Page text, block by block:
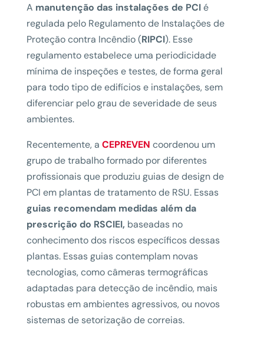
A manutenção das instalações de PCIé
regulada pelo Regulamento de Instalações de
Proteção contra Incêndio (RIPCI). Esse
regulamento estabelece uma periodicidade
mínima de inspeções e testes, de forma geral
para todo tipo de edifícios e instalações, sem
diferenciar pelo grau de severidade de seus
ambientes.
Recentemente, a CEPREVEN coordenou um
grupo de trabalho formado por diferentes
profissionais que produziu guias de design de
PCI em plantas de tratamento de RSU. Essas
guias recomendam medidas além da
prescrição do RSCIEI, baseadas no
conhecimento dos riscos específicos dessas
plantas. Essas guias contemplam novas
tecnologias, como câmeras termográficas
adaptadas para detecção de incêndio, mais
robustas em ambientes agressivos, ou novos
sistemas de setorização de correias.